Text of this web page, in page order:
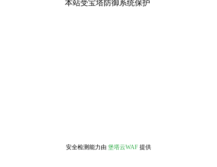
本站受宝塔防御系统保护
安全检测能力由 堡塔云WAF 提供